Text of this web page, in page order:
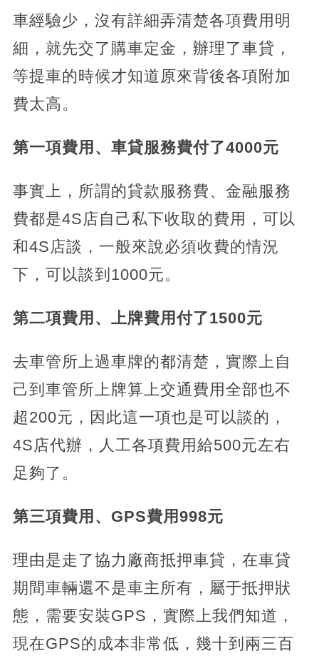
車經驗少，沒有詳細弄清楚各項費用明
細，就先交了購車定金，辦理了車貸，
等提車的時候才知道原來背後各項附加
費太高。
第一項費用、車貸服務費付了4000元
事實上，所謂的貸款服務費、金融服務
費都是4S店自己私下收取的費用，可以
和4S店談，一般來說必須收費的情況
下，可以談到1000元。
第二項費用、上牌費用付了1500元
去車管所上過車牌的都清楚，實際上自
己到車管所上牌算上交通費用全部也不
超200元，因此這一項也是可以談的，
4S店代辦，人工各項費用給500元左右
足夠了。
第三項費用、GPS費用998元
理由是走了協力廠商抵押車貸，在車貸
期間車輛還不是車主所有，屬于抵押狀
態，需要安裝GPS，實際上我們知道，
現在GPS的成本非常低，幾十到兩三百